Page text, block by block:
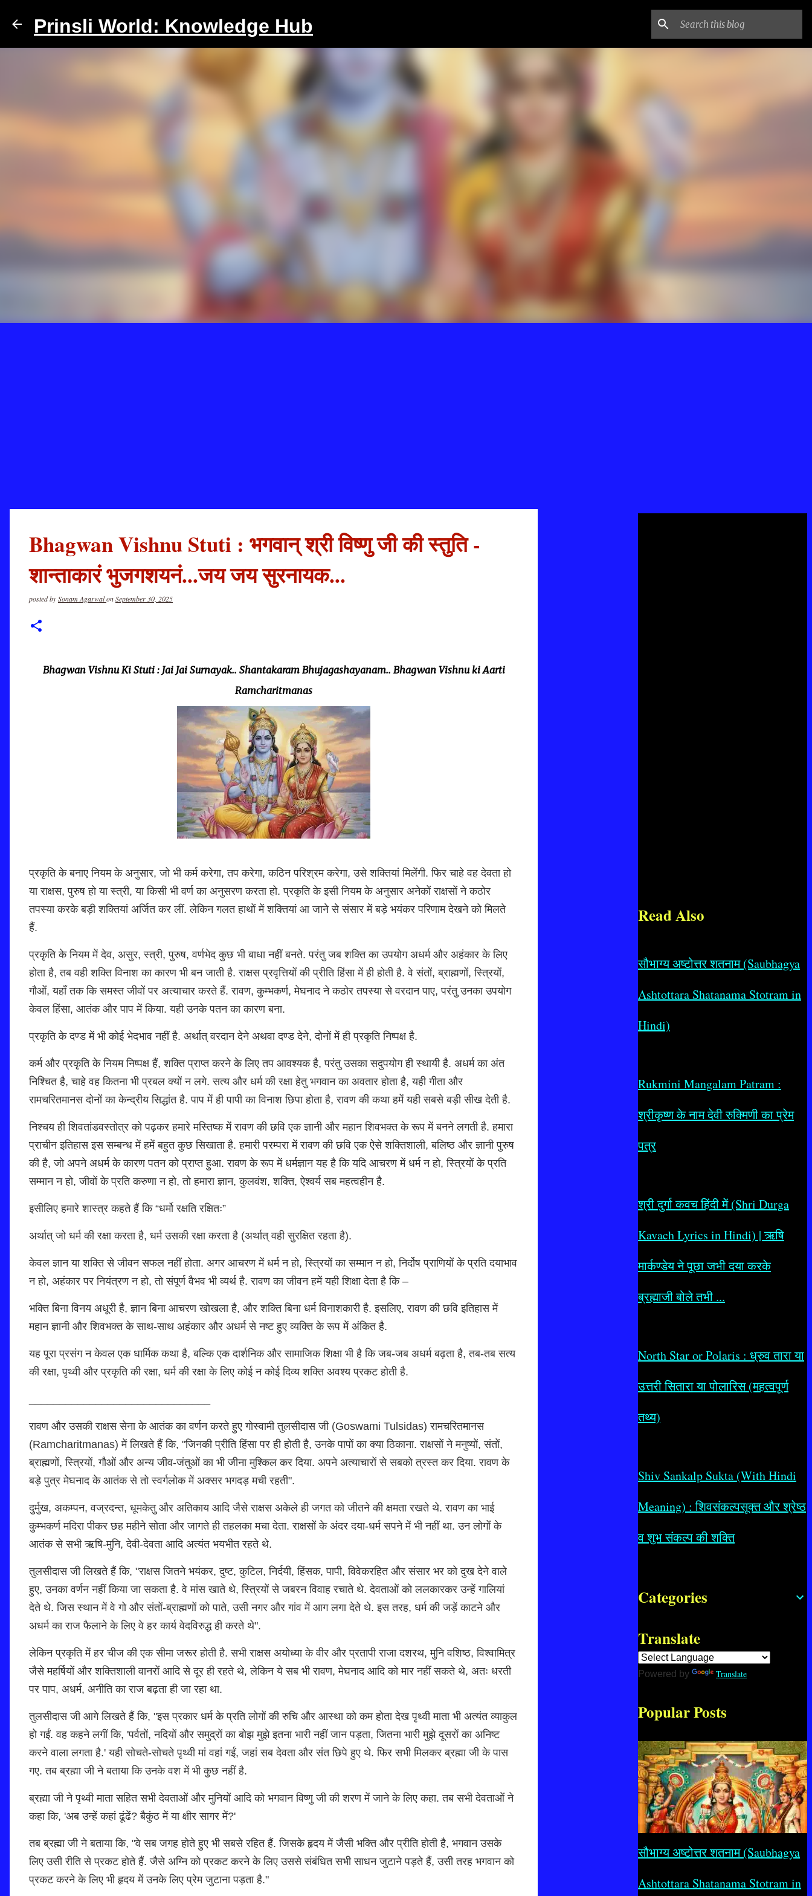
Prinsli World: Knowledge Hub
Bhagwan Vishnu Stuti : भगवान् श्री विष्णु जी की स्तुति -
शान्ताकारं भुजगशयनं...जय जय सुरनायक...
posted bySonam AgarwalonSeptember 30, 2025
Bhagwan Vishnu Ki Stuti : Jai Jai Surnayak.. Shantakaram Bhujagashayanam.. Bhagwan Vishnu ki Aarti
Ramcharitmanas
प्रकृति के बनाए नियम के अनुसार, जो भी कर्म करेगा, तप करेगा, कठिन परिश्रम करेगा, उसे शक्तियां मिलेंगी. फिर चाहे वह देवता हो
या राक्षस, पुरुष हो या स्त्री, या किसी भी वर्ण का अनुसरण करता हो. प्रकृति के इसी नियम के अनुसार अनेकों राक्षसों ने कठोर
तपस्या करके बड़ी शक्तियां अर्जित कर लीं. लेकिन गलत हाथों में शक्तियां आ जाने से संसार में बड़े भयंकर परिणाम देखने को मिलते
हैं.
प्रकृति के नियम में देव, असुर, स्त्री, पुरुष, वर्णभेद कुछ भी बाधा नहीं बनते. परंतु जब शक्ति का उपयोग अधर्म और अहंकार के लिए
होता है, तब वही शक्ति विनाश का कारण भी बन जाती है. राक्षस प्रवृत्तियों की प्रीति हिंसा में ही होती है. वे संतों, ब्राह्मणों, स्त्रियों,
गौओं, यहाँ तक कि समस्त जीवों पर अत्याचार करते हैं. रावण, कुम्भकर्ण, मेघनाद ने कठोर तपस्या से वरदान पाए, परंतु उनका उपयोग
केवल हिंसा, आतंक और पाप में किया. यही उनके पतन का कारण बना.
प्रकृति के दण्ड में भी कोई भेदभाव नहीं है. अर्थात् वरदान देने अथवा दण्ड देने, दोनों में ही प्रकृति निष्पक्ष है.
कर्म और प्रकृति के नियम निष्पक्ष हैं, शक्ति प्राप्त करने के लिए तप आवश्यक है, परंतु उसका सदुपयोग ही स्थायी है. अधर्म का अंत
निश्चित है, चाहे वह कितना भी प्रबल क्यों न लगे. सत्य और धर्म की रक्षा हेतु भगवान का अवतार होता है, यही गीता और
रामचरितमानस दोनों का केन्द्रीय सिद्धांत है. पाप में ही पापी का विनाश छिपा होता है, रावण की कथा हमें यही सबसे बड़ी सीख देती है.
निश्चय ही शिवतांडवस्तोत्र को पढ़कर हमारे मस्तिष्क में रावण की छवि एक ज्ञानी और महान शिवभक्त के रूप में बनने लगती है. हमारा
प्राचीन इतिहास इस सम्बन्ध में हमें बहुत कुछ सिखाता है. हमारी परम्परा में रावण की छवि एक ऐसे शक्तिशाली, बलिष्ठ और ज्ञानी पुरुष
की है, जो अपने अधर्म के कारण पतन को प्राप्त हुआ. रावण के रूप में धर्मज्ञान यह है कि यदि आचरण में धर्म न हो, स्त्रियों के प्रति
सम्मान न हो, जीवों के प्रति करुणा न हो, तो हमारा ज्ञान, कुलवंश, शक्ति, ऐश्वर्य सब महत्वहीन है.
इसीलिए हमारे शास्त्र कहते हैं कि “धर्मो रक्षति रक्षितः”
अर्थात् जो धर्म की रक्षा करता है, धर्म उसकी रक्षा करता है (अर्थात् वही सुरक्षित रहता है).
केवल ज्ञान या शक्ति से जीवन सफल नहीं होता. अगर आचरण में धर्म न हो, स्त्रियों का सम्मान न हो, निर्दोष प्राणियों के प्रति दयाभाव
न हो, अहंकार पर नियंत्रण न हो, तो संपूर्ण वैभव भी व्यर्थ है. रावण का जीवन हमें यही शिक्षा देता है कि –
भक्ति बिना विनय अधूरी है, ज्ञान बिना आचरण खोखला है, और शक्ति बिना धर्म विनाशकारी है. इसलिए, रावण की छवि इतिहास में
महान ज्ञानी और शिवभक्त के साथ-साथ अहंकार और अधर्म से नष्ट हुए व्यक्ति के रूप में अंकित है.
यह पूरा प्रसंग न केवल एक धार्मिक कथा है, बल्कि एक दार्शनिक और सामाजिक शिक्षा भी है कि जब-जब अधर्म बढ़ता है, तब-तब सत्य
की रक्षा, पृथ्वी और प्रकृति की रक्षा, धर्म की रक्षा के लिए कोई न कोई दिव्य शक्ति अवश्य प्रकट होती है.
रावण और उसकी राक्षस सेना के आतंक का वर्णन करते हुए गोस्वामी तुलसीदास जी (Goswami Tulsidas) रामचरितमानस
(Ramcharitmanas) में लिखते हैं कि, "जिनकी प्रीति हिंसा पर ही होती है, उनके पापों का क्या ठिकाना. राक्षसों ने मनुष्यों, संतों,
ब्राह्मणों, स्त्रियों, गौओं और अन्य जीव-जंतुओं का भी जीना मुश्किल कर दिया. अपने अत्याचारों से सबको त्रस्त कर दिया. रावण के
बड़े पुत्र मेघनाद के आतंक से तो स्वर्गलोक में अक्सर भगदड़ मची रहती".
दुर्मुख, अकम्पन, वज्रदन्त, धूमकेतु और अतिकाय आदि जैसे राक्षस अकेले ही जगत को जीतने की क्षमता रखते थे. रावण का भाई
कुम्भकर्ण मदिरा पीकर छह महीने सोता और जागते ही तहलका मचा देता. राक्षसों के अंदर दया-धर्म सपने में भी नहीं था. उन लोगों के
आतंक से सभी ऋषि-मुनि, देवी-देवता आदि अत्यंत भयभीत रहते थे.
तुलसीदास जी लिखते हैं कि, "राक्षस जितने भयंकर, दुष्ट, कुटिल, निर्दयी, हिंसक, पापी, विवेकरहित और संसार भर को दुख देने वाले
हुए, उनका वर्णन नहीं किया जा सकता है. वे मांस खाते थे, स्त्रियों से जबरन विवाह रचाते थे. देवताओं को ललकारकर उन्हें गालियां
देते थे. जिस स्थान में वे गो और संतों-ब्राह्मणों को पाते, उसी नगर और गांव में आग लगा देते थे. इस तरह, धर्म की जड़ें काटने और
अधर्म का राज फैलाने के लिए वे हर कार्य वेदविरुद्ध ही करते थे".
लेकिन प्रकृति में हर चीज की एक सीमा जरूर होती है. सभी राक्षस अयोध्या के वीर और प्रतापी राजा दशरथ, मुनि वशिष्ठ, विश्वामित्र
जैसे महर्षियों और शक्तिशाली वानरों आदि से दूर ही रहते थे, लेकिन ये सब भी रावण, मेघनाद आदि को मार नहीं सकते थे, अतः धरती
पर पाप, अधर्म, अनीति का राज बढ़ता ही जा रहा था.
तुलसीदास जी आगे लिखते हैं कि, "इस प्रकार धर्म के प्रति लोगों की रुचि और आस्था को कम होता देख पृथ्वी माता भी अत्यंत व्याकुल
हो गईं. वह कहने लगीं कि, 'पर्वतों, नदियों और समुद्रों का बोझ मुझे इतना भारी नहीं जान पड़ता, जितना भारी मुझे दूसरों का अनिष्ट
करने वाला लगता है.' यही सोचते-सोचते पृथ्वी मां वहां गईं, जहां सब देवता और संत छिपे हुए थे. फिर सभी मिलकर ब्रह्मा जी के पास
गए. तब ब्रह्मा जी ने बताया कि उनके वश में भी कुछ नहीं है.
ब्रह्मा जी ने पृथ्वी माता सहित सभी देवताओं और मुनियों आदि को भगवान विष्णु जी की शरण में जाने के लिए कहा. तब सभी देवताओं ने
कहा कि, 'अब उन्हें कहां ढूंढें? बैकुंठ में या क्षीर सागर में?'
तब ब्रह्मा जी ने बताया कि, "वे सब जगह होते हुए भी सबसे रहित हैं. जिसके हृदय में जैसी भक्ति और प्रीति होती है, भगवान उसके
लिए उसी रीति से प्रकट होते हैं. जैसे अग्नि को प्रकट करने के लिए उससे संबंधित सभी साधन जुटाने पड़ते हैं, उसी तरह भगवान को
प्रकट करने के लिए भी हृदय में उनके लिए प्रेम जुटाना पड़ता है."
Read Also
सौभाग्य अष्टोत्तर शतनाम (Saubhagya
Ashtottara Shatanama Stotram in
Hindi)
Rukmini Mangalam Patram :
श्रीकृष्ण के नाम देवी रुक्मिणी का प्रेम
पत्र
श्री दुर्गा कवच हिंदी में (Shri Durga
Kavach Lyrics in Hindi) | ऋषि
मार्कण्डेय ने पूछा जभी दया करके
ब्रह्माजी बोले तभी ...
North Star or Polaris : ध्रुव तारा या
उत्तरी सितारा या पोलारिस (महत्वपूर्ण
तथ्य)
Shiv Sankalp Sukta (With Hindi
Meaning) : शिवसंकल्पसूक्त और श्रेष्ठ
व शुभ संकल्प की शक्ति
Categories
Translate
Powered by Translate
Popular Posts
सौभाग्य अष्टोत्तर शतनाम (Saubhagya
Ashtottara Shatanama Stotram in